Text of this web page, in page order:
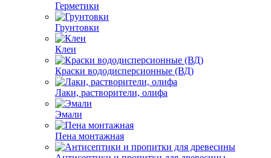
Герметики
Грунтовки
Клеи
Краски вододисперсионные (ВД)
Лаки, растворители, олифа
Эмали
Пена монтажная